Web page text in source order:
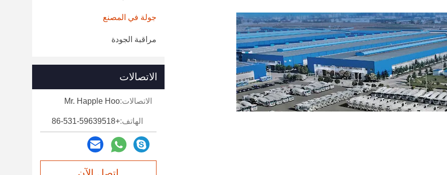
جولة في المصنع
مراقبة الجودة
الاتصالات
الاتصالات:Mr. Happle Hoo
الهاتف:+86-531-59639518